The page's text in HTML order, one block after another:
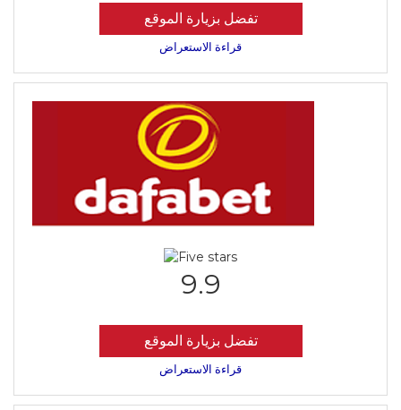
تفضل بزيارة الموقع
قراءة الاستعراض
9.9
تفضل بزيارة الموقع
قراءة الاستعراض